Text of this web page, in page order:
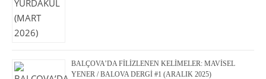
BALÇOVA’DA FİLİZLENEN KELİMELER: MAVİSEL
YENER / BALOVA DERGİ #1 (ARALIK 2025)